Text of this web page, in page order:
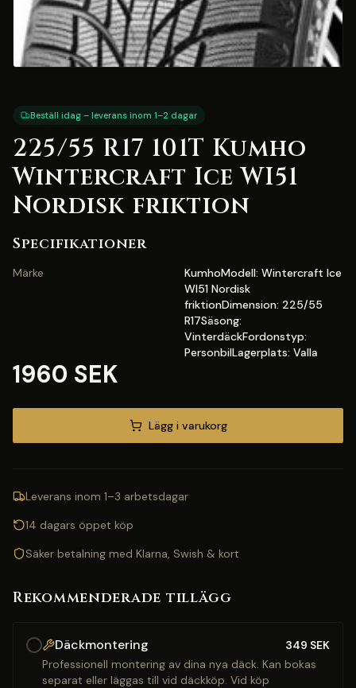
Beställ idag – leverans inom 1–2 dagar
225/55 R17 101T Kumho
Wintercraft Ice WI51
Nordisk friktion
Specifikationer
Märke
KumhoModell: Wintercraft Ice
WI51 Nordisk
friktionDimension: 225/55
R17Säsong:
VinterdäckFordonstyp:
PersonbilLagerplats: Valla
1960 SEK
Lägg i varukorg
Leverans inom 1–3 arbetsdagar
14 dagars öppet köp
Säker betalning med Klarna, Swish & kort
Rekommenderade tillägg
Däckmontering 349 SEK
Professionell montering av dina nya däck. Kan bokas
separat eller läggas till vid däckköp. Vid köp